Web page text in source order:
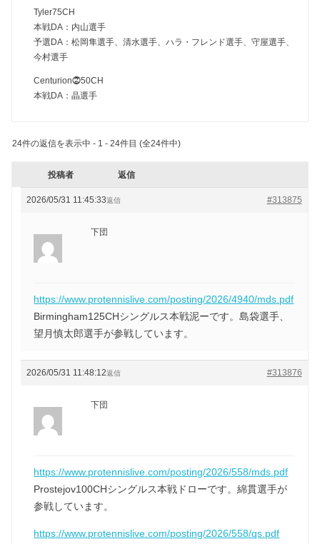
Tyler75CH
本戦DA：内山選手
予選DA：松岡隼選手、清水選手、ハラ・フレンド選手、守屋選手、
今村選手
Centurion⓶50CH
本戦DA：晶選手
24件の返信を表示中 - 1 - 24件目 (全24件中)
投稿者 返信
2026/05/31 11:45:33 #313875
返信
下団
https://www.protennislive.com/posting/2026/4940/mds.pdf
Birmingham125CHシングルス本戦泥ーです。島袋選手、
望月慎太郎選手が参戦しています。
2026/05/31 11:48:12 #313876
返信
下団
https://www.protennislive.com/posting/2026/558/mds.pdf
Prostejov100CHシングルス本戦ドローです。綿貫選手が
参戦しています。
https://www.protennislive.com/posting/2026/558/qs.pdf